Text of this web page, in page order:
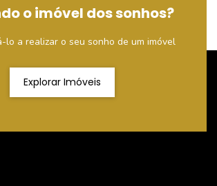
o imóvel dos sonhos?
lo a realizar o seu sonho de um imóvel
Explorar Imóveis